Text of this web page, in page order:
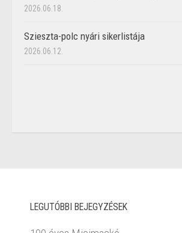
2026.06.18.
Szieszta-polc nyári sikerlistája
2026.06.12.
LEGUTÓBBI BEJEGYZÉSEK